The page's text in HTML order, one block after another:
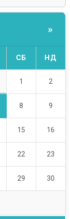
»
СБ НД
1 2
8 9
15 16
22 23
29 30